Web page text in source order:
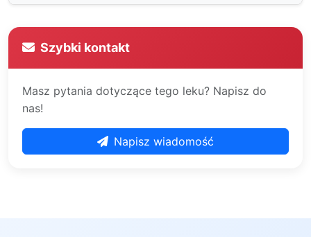
Szybki kontakt
Masz pytania dotyczące tego leku? Napisz do
nas!
Napisz wiadomość